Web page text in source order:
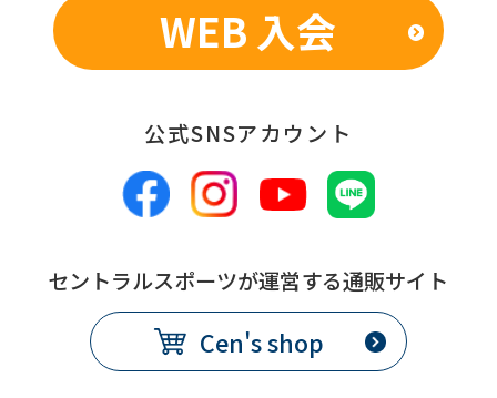
WEB 入会
公式SNSアカウント
セントラルスポーツが運営する通販サイト
Cen's shop